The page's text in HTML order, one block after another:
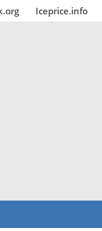
Iceprice.info